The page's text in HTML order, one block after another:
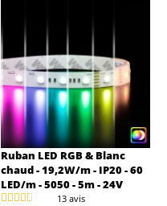
Ruban LED RGB & Blanc
chaud - 19,2W/m - IP20 - 60
LED/m - 5050 - 5m - 24V
13 avis